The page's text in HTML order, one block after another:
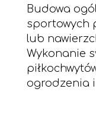
Budowa
sportowych
lub
Wykonanie
ogrodzenia